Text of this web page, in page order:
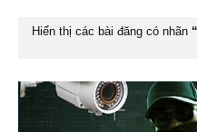
Hiển thị các bài đăng có nhãn